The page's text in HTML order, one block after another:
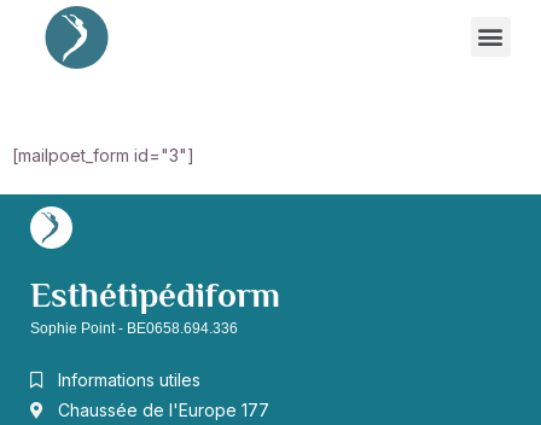
[mailpoet_form id="3"]
Esthétipédiform
Sophie Point - BE0658.694.336
Informations utiles
Chaussée de l'Europe 177